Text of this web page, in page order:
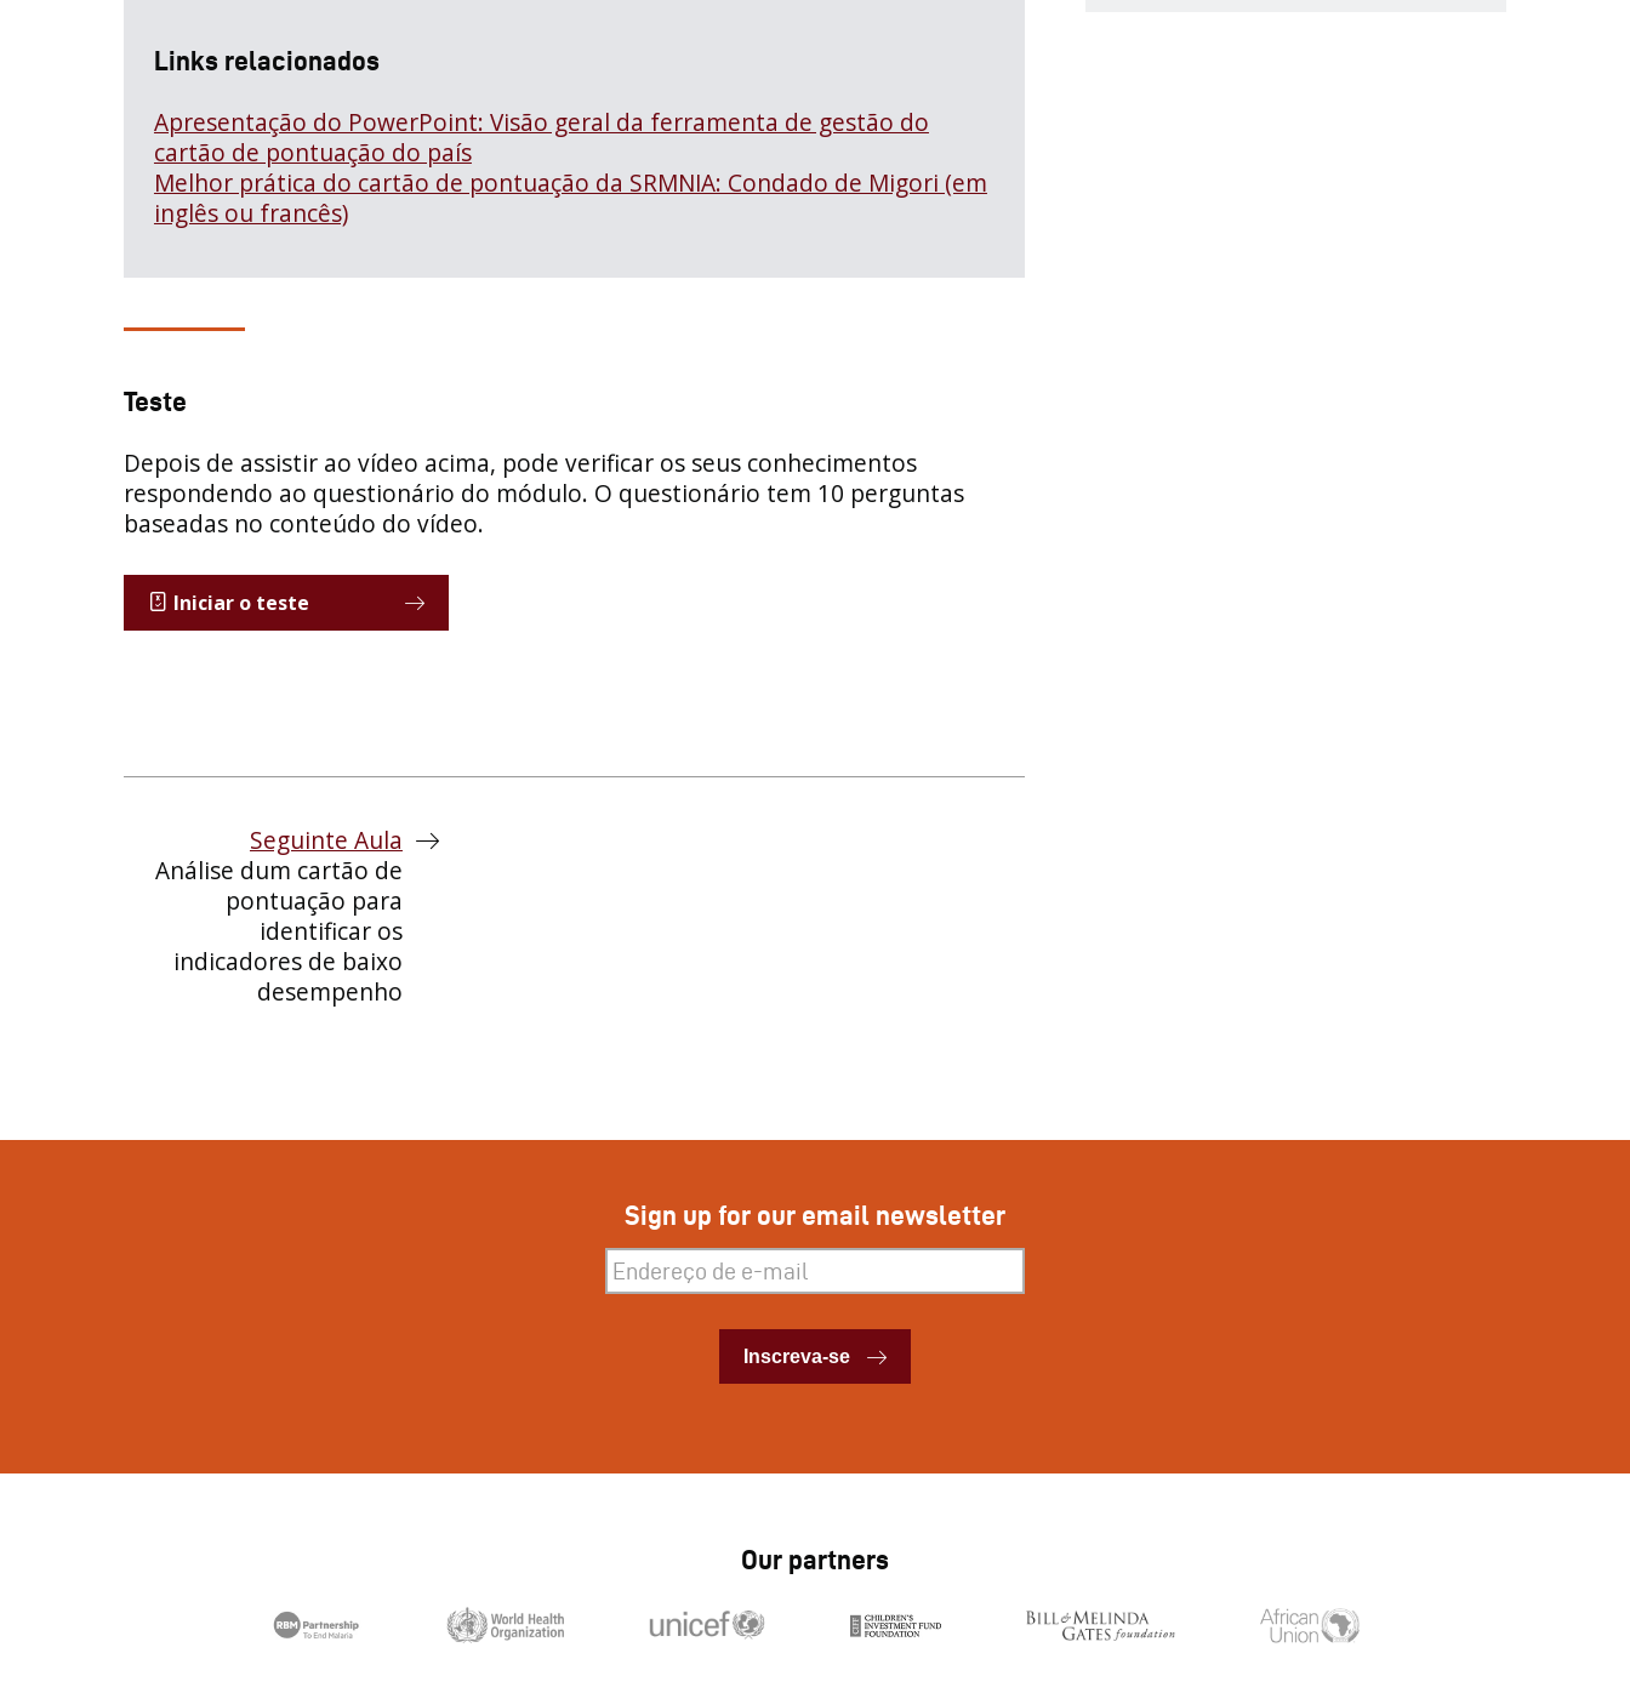
Links relacionados
Apresentação do PowerPoint: Visão geral da ferramenta de gestão do
cartão de pontuação do país
Melhor prática do cartão de pontuação da SRMNIA: Condado de Migori (em
inglês ou francês)
Teste
Depois de assistir ao vídeo acima, pode verificar os seus conhecimentos
respondendo ao questionário do módulo. O questionário tem 10 perguntas
baseadas no conteúdo do vídeo.
Iniciar o teste
Seguinte Aula
Análise dum cartão de
pontuação para
identificar os
indicadores de baixo
desempenho
Sign up for our email newsletter
Inscreva-se
Our partners